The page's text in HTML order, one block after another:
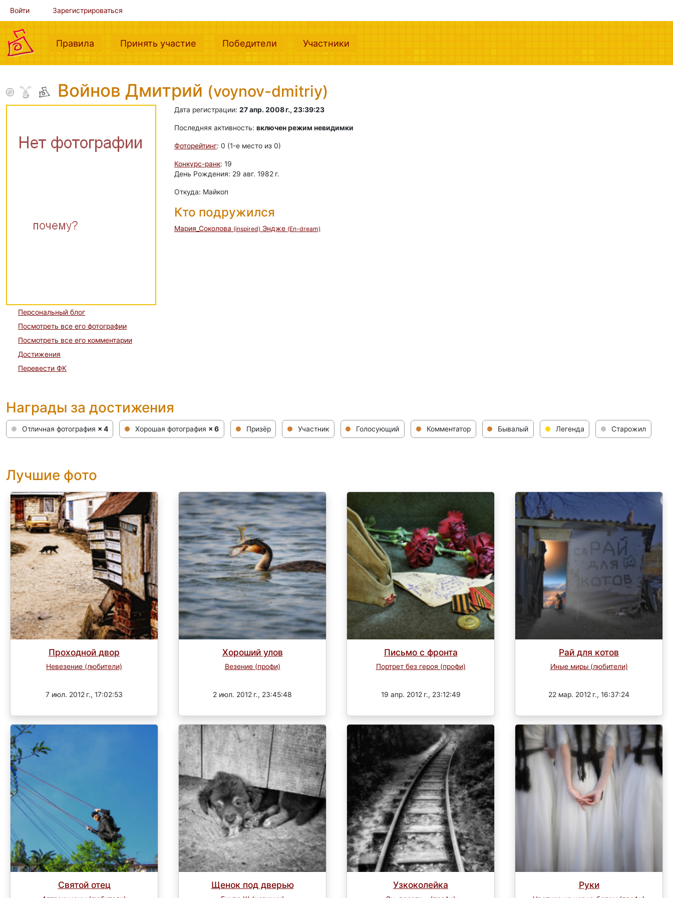
Войти Зарегистрироваться
Правила (current)Принять участие (current)Победители (current)Участники
Войнов Дмитрий (voynov-dmitriy)
Персональный блог
Посмотреть все его фотографии
Посмотреть все его комментарии
Достижения
Перевести ФК
Дата регистрации: 27 апр. 2008 г., 23:39:23
Последняя активность: включен режим невидимки
Фоторейтинг: 0 (1-e место из 0)
Конкурс-ранк: 19
День Рождения: 29 авг. 1982 г.
Откуда: Майкоп
Кто подружился
Мария_Соколова (inspired) Эндже (En-dream)
Награды за достижения
Отличная фотография × 4 Хорошая фотография × 6 Призёр Участник Голосующий Комментатор Бывалый Легенда Старожил
Лучшие фото
Проходной двор
Невезение (любители)
7 июл. 2012 г., 17:02:53
Хороший улов
Везение (профи)
2 июл. 2012 г., 23:45:48
Письмо с фронта
Портрет без героя (профи)
19 апр. 2012 г., 23:12:49
Рай для котов
Иные миры (любители)
22 мар. 2012 г., 16:37:24
Святой отец Щенок под дверью Узкоколейка Руки